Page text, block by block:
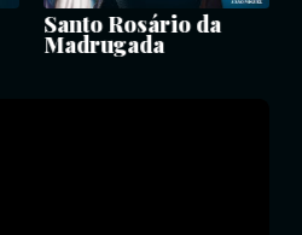
Santo Rosário da
Madrugada